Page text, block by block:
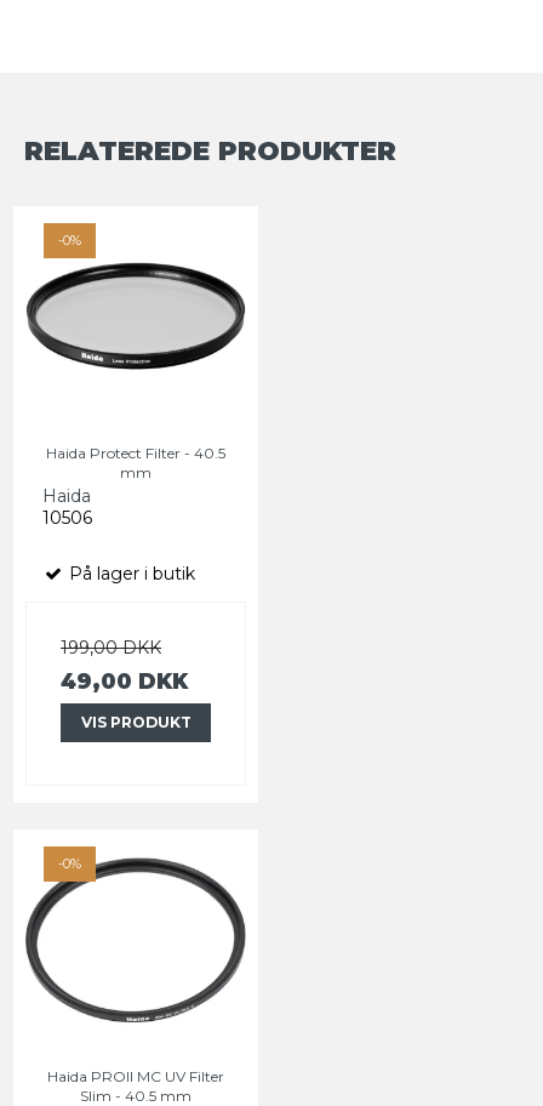
RELATEREDE PRODUKTER
-0%
Haida Protect Filter - 40.5
mm
Haida
10506
På lager i butik
199,00 DKK
49,00 DKK
VIS PRODUKT
-0%
Haida PROII MC UV Filter
Slim - 40.5 mm